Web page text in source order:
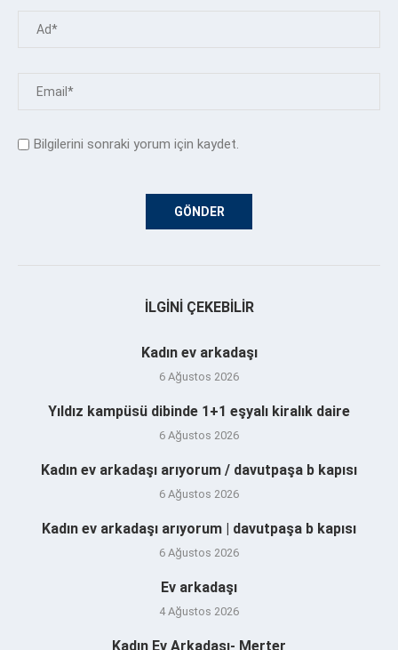
Bilgilerini sonraki yorum için kaydet.
İLGINI ÇEKEBILIR
Kadın ev arkadaşı
6 Ağustos 2026
Yıldız kampüsü dibinde 1+1 eşyalı kiralık daire
6 Ağustos 2026
Kadın ev arkadaşı arıyorum / davutpaşa b kapısı
6 Ağustos 2026
Kadın ev arkadaşı arıyorum | davutpaşa b kapısı
6 Ağustos 2026
Ev arkadaşı
4 Ağustos 2026
Kadın Ev Arkadaşı- Merter